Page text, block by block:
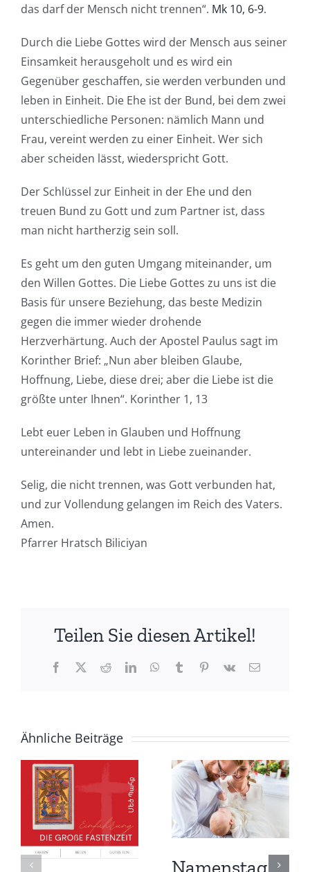
das darf der Mensch nicht trennen“. Mk 10, 6-9.
Durch die Liebe Gottes wird der Mensch aus seiner
Einsamkeit herausgeholt und es wird ein
Gegenüber geschaffen, sie werden verbunden und
leben in Einheit. Die Ehe ist der Bund, bei dem zwei
unterschiedliche Personen: nämlich Mann und
Frau, vereint werden zu einer Einheit. Wer sich
aber scheiden lässt, wiederspricht Gott.
Der Schlüssel zur Einheit in der Ehe und den
treuen Bund zu Gott und zum Partner ist, dass
man nicht hartherzig sein soll.
Es geht um den guten Umgang miteinander, um
den Willen Gottes. Die Liebe Gottes zu uns ist die
Basis für unsere Beziehung, das beste Medizin
gegen die immer wieder drohende
Herzverhärtung. Auch der Apostel Paulus sagt im
Korinther Brief: „Nun aber bleiben Glaube,
Hoffnung, Liebe, diese drei; aber die Liebe ist die
größte unter Ihnen“. Korinther 1, 13
Lebt euer Leben in Glauben und Hoffnung
untereinander und lebt in Liebe zueinander.
Selig, die nicht trennen, was Gott verbunden hat,
und zur Vollendung gelangen im Reich des Vaters.
Amen.
Pfarrer Hratsch Biliciyan
Teilen Sie diesen Artikel!
Facebook
X RedditLinkedInWhatsApp
TumblrPinterest
Vk
E-
Ähnliche Beiträge